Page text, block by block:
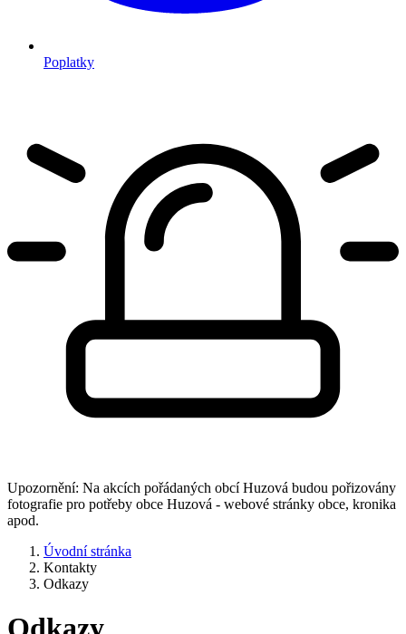
Poplatky
Upozornění: Na akcích pořádaných obcí Huzová budou pořizovány
fotografie pro potřeby obce Huzová - webové stránky obce, kronika
apod.
Úvodní stránka
Kontakty
Odkazy